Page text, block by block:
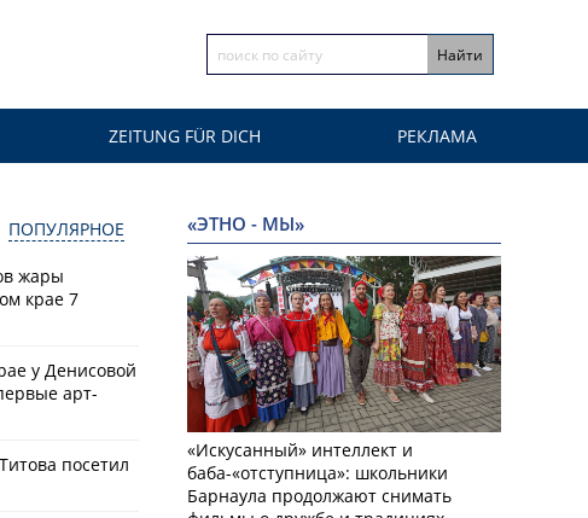
ZEITUNG FÜR DICH РЕКЛАМА
ПОПУЛЯРНОЕ
жары
крае 7
у Денисовой
арт-
посетил
«ЭТНО - МЫ»
«Искусанный» интеллект и
баба-«отступница»: школьники
Барнаула продолжают снимать